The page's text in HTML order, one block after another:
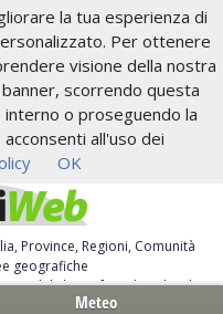
la tua esperienza di
Per ottenere
visione della nostra
scorrendo questa
interno o proseguendo la
all'uso dei
OK
Province, Regioni, Comunità
geografiche
moduli, leggi, free download
Meteo